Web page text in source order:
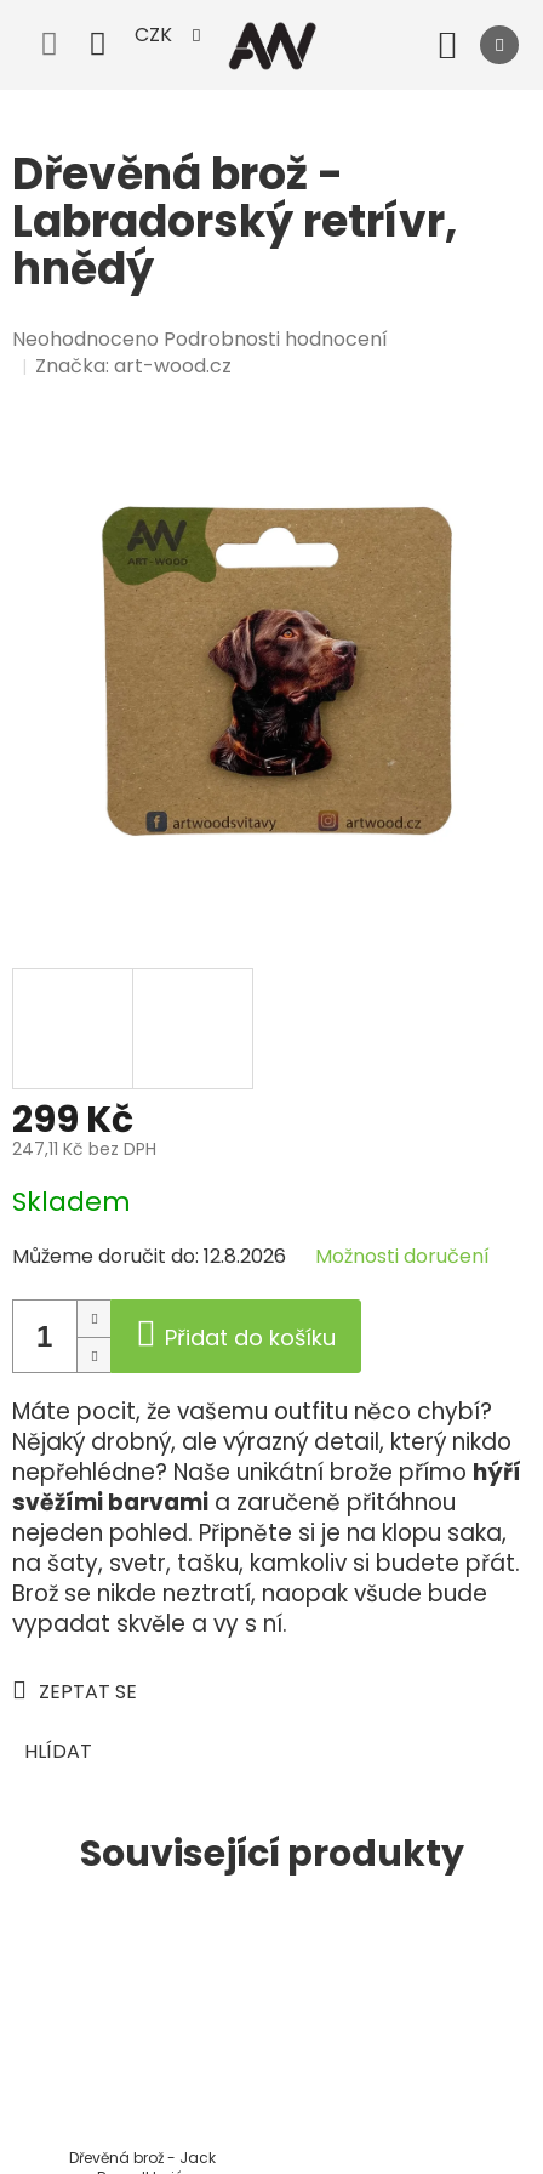
obsah
CZK
Dřevěná brož -
Labradorský retrívr,
hnědý
Průměrné
hodnocení
hvězdiček.
Neohodnoceno Podrobnosti hodnocení
Značka:art-wood.cz
299 Kč
247,11 Kč bez DPH
Měrná
cena:
Skladem
Můžeme doručit do: 12.8.2026 Možnosti doručení
Přidat do košíku
Máte pocit, že vašemu outfitu něco chybí?
Nějaký drobný, ale výrazný detail, který nikdo
nepřehlédne? Naše unikátní brože přímo hýří
svěžími barvami a zaručeně přitáhnou
nejeden pohled. Připněte si je na klopu saka,
na šaty, svetr, tašku, kamkoliv si budete přát.
Brož se nikde neztratí, naopak všude bude
vypadat skvěle a vy s ní.
ZEPTAT SE
HLÍDAT
Související produkty
Dřevěná brož - Jack